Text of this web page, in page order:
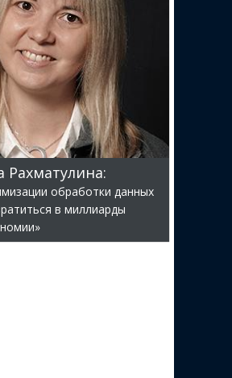
Рахматулина:
обработки данных
в миллиарды